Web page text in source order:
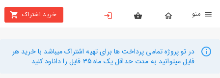
خرید اشتراک
بستن
محصولات
تهیه
در تو پروژه تمامی پرداخت ها برای تهیه اشتراک میباشد با خرید هر
فایل میتوانید به مدت حداقل یک ماه 35 فایل را دانلود کنید